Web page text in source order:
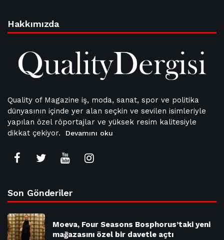
Hakkımızda
Quality of Magazine iş, moda, sanat, spor ve politika
dünyasının içinde yer alan seçkin ve sevilen isimleriyle
yapılan özel röportajlar ve yüksek resim kalitesiyle
dikkat çekiyor.
Devamını oku
Son Gönderiler
Moeva, Four Seasons Bosphorus’taki yeni
mağazasını özel bir davetle açtı